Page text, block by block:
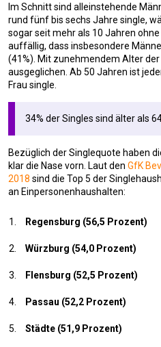
Im Schnitt sind alleinstehende
rund fünf bis sechs Jahre single,
sogar seit mehr als 10 Jahren
auffällig, dass insbesondere
(41%). Mit zunehmendem Alter
ausgeglichen. Ab 50 Jahren ist
Frau single.
34% der Singles sind älter als
Bezüglich der Singlequote haben
klar die Nase vorn. Laut den GfK
2018 sind die Top 5 der
an Einpersonenhaushalten:
Regensburg (56,5 Prozent)
Würzburg (54,0 Prozent)
Flensburg (52,5 Prozent)
Passau (52,2 Prozent)
Städte (51,9 Prozent)